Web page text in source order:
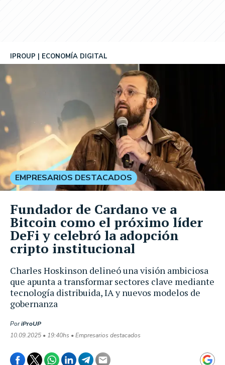
Charles Hoskinson delineó una visión ambiciosa
que apunta a transformar sectores clave mediante
tecnología distribuida, IA y nuevos modelos de
gobernanza
IPROUP ECONOMÍA DIGITAL
PoriProUP
10.09.2025 • 19:40hs • Empresarios destacados
EMPRESARIOS DESTACADOS
Fundador de Cardano ve a
Bitcoin como el próximo líder
DeFi y celebró la adopción
cripto institucional